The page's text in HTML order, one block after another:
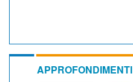
APPROFONDIMENTI